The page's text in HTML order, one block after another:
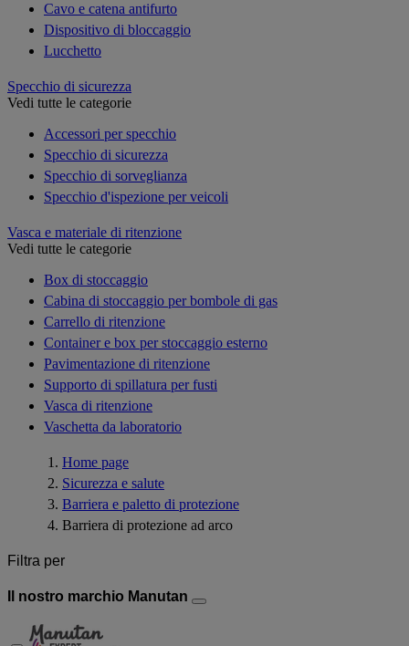
Cavo e catena antifurto
Dispositivo di bloccaggio
Lucchetto
Specchio di sicurezza
Vedi tutte le categorie
Accessori per specchio
Specchio di sicurezza
Specchio di sorveglianza
Specchio d'ispezione per veicoli
Vasca e materiale di ritenzione
Vedi tutte le categorie
Box di stoccaggio
Cabina di stoccaggio per bombole di gas
Carrello di ritenzione
Container e box per stoccaggio esterno
Pavimentazione di ritenzione
Supporto di spillatura per fusti
Vasca di ritenzione
Vaschetta da laboratorio
Home page
Sicurezza e salute
Barriera e paletto di protezione
Barriera di protezione ad arco
Filtra per
Il nostro marchio Manutan